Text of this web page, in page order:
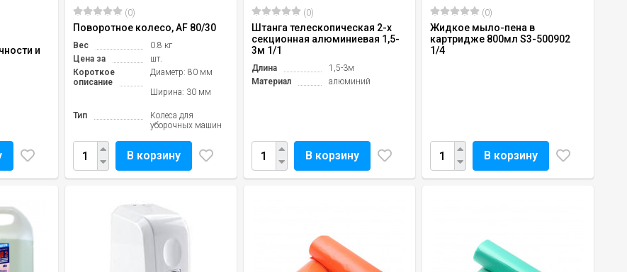
и
(0)
Поворотное колесо, AF 80/30
Вес
0.8 кг
Цена за
шт.
Короткое
описание
Диаметр: 80 мм
Ширина: 30 мм
Тип
Колеса для
уборочных машин
В корзину
(0)
Штанга телескопическая 2-х
секционная алюминиевая 1,5-
3м 1/1
Длина
1,5-3м
Материал
алюминий
В корзину
(0)
Жидкое мыло-пена в
картридже 800мл S3-500902
1/4
В корзину